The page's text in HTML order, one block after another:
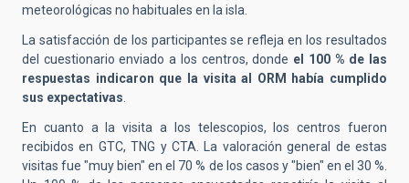
meteorológicas no habituales en la isla.
La satisfacción de los participantes se refleja en los resultados
del cuestionario enviado a los centros, donde el 100 % de las
respuestas indicaron que la visita al ORM había cumplido
sus expectativas.
En cuanto a la visita a los telescopios, los centros fueron
recibidos en GTC, TNG y CTA. La valoración general de estas
visitas fue "muy bien" en el 70 % de los casos y "bien" en el 30 %.